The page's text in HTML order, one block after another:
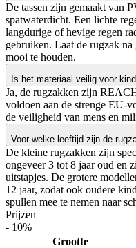
De tassen zijn gemaakt van
spatwaterdicht. Een lichte
langdurige of hevige regen
gebruiken. Laat de rugzak
mooi te houden.
Is het materiaal veilig voor
Ja, de rugzakken zijn
voldoen aan de strenge EU-
de veiligheid van mens en
Voor welke leeftijd zijn de
De kleine rugzakken zijn
ongeveer 3 tot 8 jaar oud en
uitstapjes. De grotere
12 jaar, zodat ook oudere
spullen mee te nemen naar
Prijzen
- 10%
Grootte